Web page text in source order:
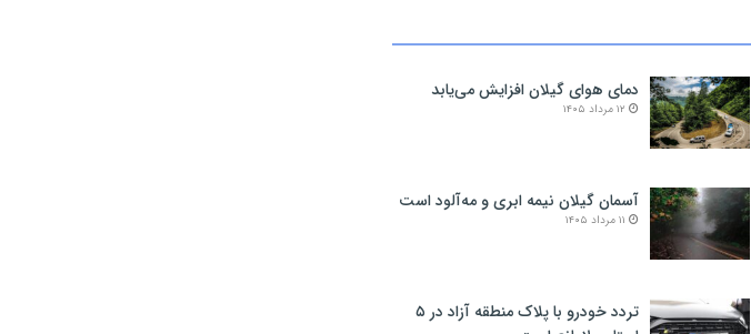
دمای هوای گیلان افزایش می‌یابد
آسمان گیلان نیمه ابری و مه‌آلود است
تردد خودرو با پلاک منطقه آزاد در ۵